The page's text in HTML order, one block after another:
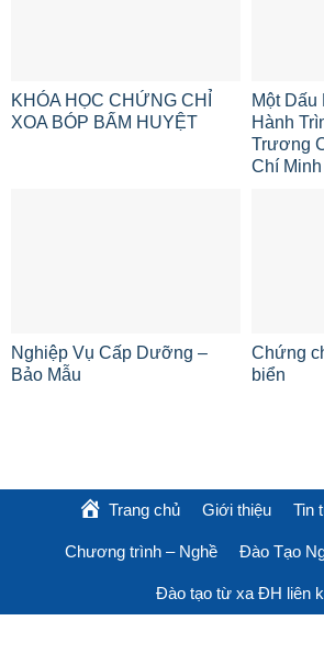
KHÓA HỌC CHỨNG CHỈ
XOA BÓP BẤM HUYỆT
Một Dấu
Hành
Trương
Chí Minh
Nghiệp Vụ Cấp Dưỡng –
Bảo Mẫu
Chứng
biển
Trang chủ Giới thiệu Tin
Chương trình – Nghề Đào Tạo
Đào tạo từ xa ĐH liên